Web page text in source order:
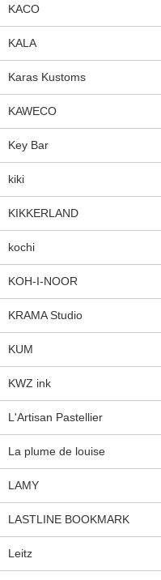
KACO
KALA
Karas Kustoms
KAWECO
Key Bar
kiki
KIKKERLAND
kochi
KOH-I-NOOR
KRAMA Studio
KUM
KWZ ink
L'Artisan Pastellier
La plume de louise
LAMY
LASTLINE BOOKMARK
Leitz